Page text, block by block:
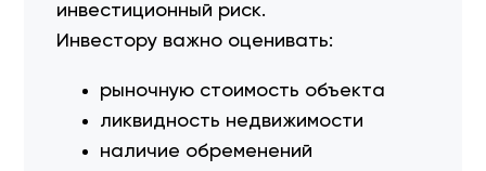
инвестиционный риск.
Инвестору важно оценивать:
рыночную стоимость объекта
ликвидность недвижимости
наличие обременений